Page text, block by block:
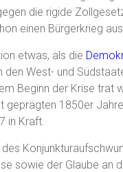
die rigide
einen Bürgerkrieg
etwas, als die
West- und
Beginn der Krise trat
1850er
in Kraft.
sowie der Glaube an